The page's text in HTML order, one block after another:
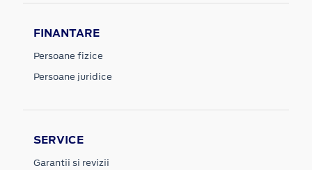
FINANTARE
Persoane fizice
Persoane juridice
SERVICE
Garantii si revizii